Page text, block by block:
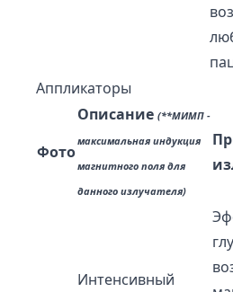
Аппликаторы
Фото
Описание (**МИМП -
максимальная индукция
магнитного поля для
данного излучателя)
Интенсивный